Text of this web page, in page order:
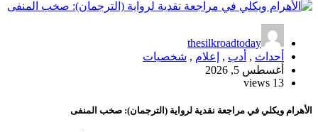
thesilkroadtoday
أحداث , أدب , إعلام , شخصيات
أغسطس 5, 2026
13 views
الأهرام ويكلي في مراجعة نقدية لرواية (الترجمان): صخب المنفى